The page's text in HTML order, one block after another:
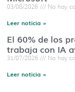
03/08/2026 No hay
Leer noticia »
El 60% de los
trabaja con IA
31/07/2026 No hay
Leer noticia »